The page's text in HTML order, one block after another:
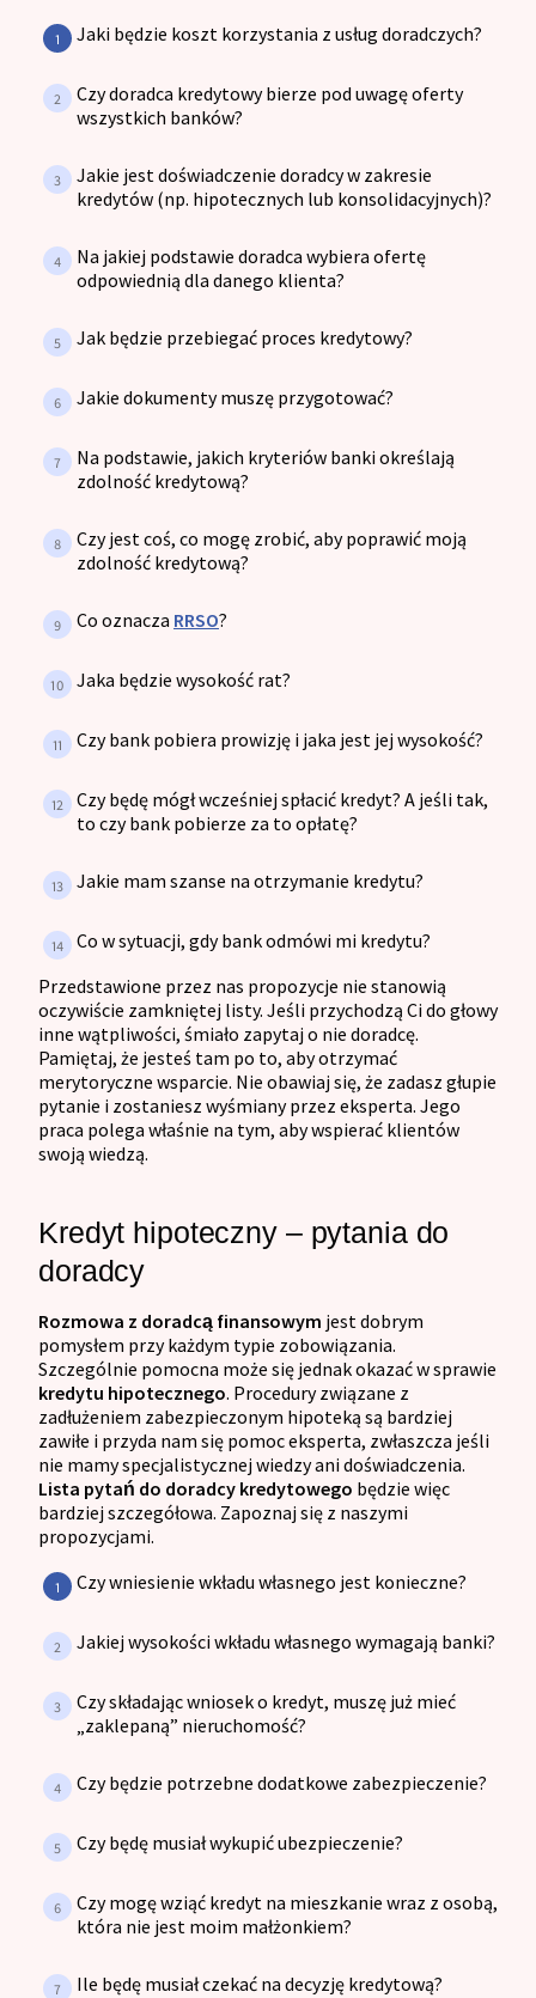
Jaki będzie koszt korzystania z usług doradczych?
Czy doradca kredytowy bierze pod uwagę oferty
wszystkich banków?
Jakie jest doświadczenie doradcy w zakresie
kredytów (np. hipotecznych lub konsolidacyjnych)?
Na jakiej podstawie doradca wybiera ofertę
odpowiednią dla danego klienta?
Jak będzie przebiegać proces kredytowy?
Jakie dokumenty muszę przygotować?
Na podstawie, jakich kryteriów banki określają
zdolność kredytową?
Czy jest coś, co mogę zrobić, aby poprawić moją
zdolność kredytową?
Co oznacza RRSO?
Jaka będzie wysokość rat?
Czy bank pobiera prowizję i jaka jest jej wysokość?
Czy będę mógł wcześniej spłacić kredyt? A jeśli tak,
to czy bank pobierze za to opłatę?
Jakie mam szanse na otrzymanie kredytu?
Co w sytuacji, gdy bank odmówi mi kredytu?
Przedstawione przez nas propozycje nie stanowią
oczywiście zamkniętej listy. Jeśli przychodzą Ci do głowy
inne wątpliwości, śmiało zapytaj o nie doradcę.
Pamiętaj, że jesteś tam po to, aby otrzymać
merytoryczne wsparcie. Nie obawiaj się, że zadasz głupie
pytanie i zostaniesz wyśmiany przez eksperta. Jego
praca polega właśnie na tym, aby wspierać klientów
swoją wiedzą.
Kredyt hipoteczny – pytania do
doradcy
Rozmowa z doradcą finansowym jest dobrym
pomysłem przy każdym typie zobowiązania.
Szczególnie pomocna może się jednak okazać w sprawie
kredytu hipotecznego. Procedury związane z
zadłużeniem zabezpieczonym hipoteką są bardziej
zawiłe i przyda nam się pomoc eksperta, zwłaszcza jeśli
nie mamy specjalistycznej wiedzy ani doświadczenia.
Lista pytań do doradcy kredytowego będzie więc
bardziej szczegółowa. Zapoznaj się z naszymi
propozycjami.
Czy wniesienie wkładu własnego jest konieczne?
Jakiej wysokości wkładu własnego wymagają banki?
Czy składając wniosek o kredyt, muszę już mieć
„zaklepaną” nieruchomość?
Czy będzie potrzebne dodatkowe zabezpieczenie?
Czy będę musiał wykupić ubezpieczenie?
Czy mogę wziąć kredyt na mieszkanie wraz z osobą,
która nie jest moim małżonkiem?
Ile będę musiał czekać na decyzję kredytową?